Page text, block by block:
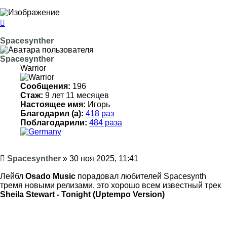
началу
Spacesynther
Spacesynther
Warrior
Сообщения: 196
Стаж: 9 лет 11 месяцев
Настоящее имя: Игорь
Благодарил (а): 418 раз
Поблагодарили: 484 раза
Сообщение
Spacesynther » 30 ноя 2025, 11:41
Лейбл Osado Music порадовал любителей Spacesynth
тремя новыми релизами, это хорошо всем известный трек
Sheila Stewart - Tonight (Uptempo Version)